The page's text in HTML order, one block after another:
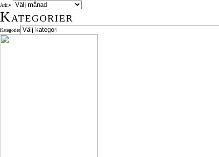
Arkiv
Kategorier
Kategorier